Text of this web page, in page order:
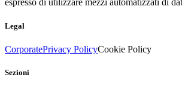
espresso di utilizzare mezzi automatizzati di
Legal
CorporatePrivacy PolicyCookie Policy
Sezioni